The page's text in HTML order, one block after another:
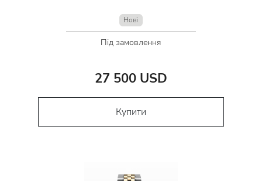
Нові
Під замовлення
27 500 USD
Купити